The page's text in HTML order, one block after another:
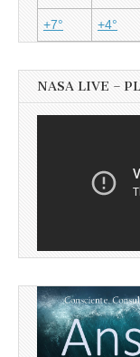
+7° +4°
NASA LIVE –